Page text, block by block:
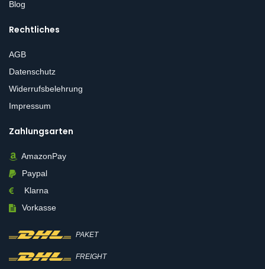
Blog
Rechtliches
AGB
Datenschutz
Widerrufsbelehrung
Impressum
Zahlungsarten
AmazonPay
Paypal
Klarna
Vorkasse
PAKET
FREIGHT